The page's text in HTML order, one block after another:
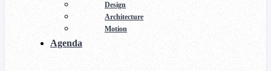
Design
Architecture
Motion
Agenda